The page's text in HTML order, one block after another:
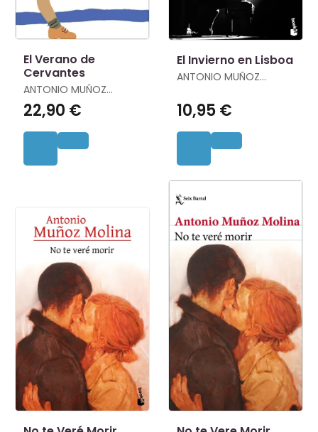
El Verano de
Cervantes
ANTONIO MUÑOZ
MOLINA
22,90 €
El Invierno en Lisboa
ANTONIO MUÑOZ
10,95 €